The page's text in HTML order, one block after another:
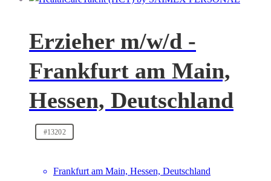
Erzieher m/w/d -
Frankfurt am Main,
Hessen, Deutschland
#13202
Frankfurt am Main, Hessen, Deutschland